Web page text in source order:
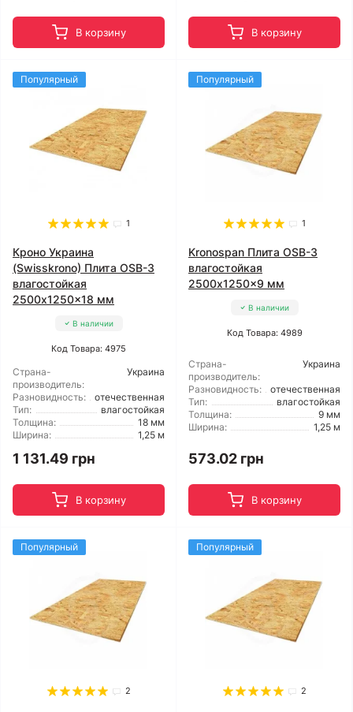
В корзину В корзину
Популярный
1
Кроно Украина
(Swisskrono) Плита OSB-3
влагостойкая
2500x1250x18 мм
В наличии
Код Товара: 4975
Страна-
производитель:
Украина
Разновидность:
отечественная
Тип:
влагостойкая
Толщина:
18 мм
Ширина:
1,25 м
1 131.49 грн
В корзину
Популярный
1
Kronospan Плита OSB-3
влагостойкая
2500x1250x9 мм
В наличии
Код Товара: 4989
Страна-
производитель:
Украина
Разновидность:
отечественная
Тип:
влагостойкая
Толщина:
9 мм
Ширина:
1,25 м
573.02 грн
В корзину
Популярный
2
Популярный
2